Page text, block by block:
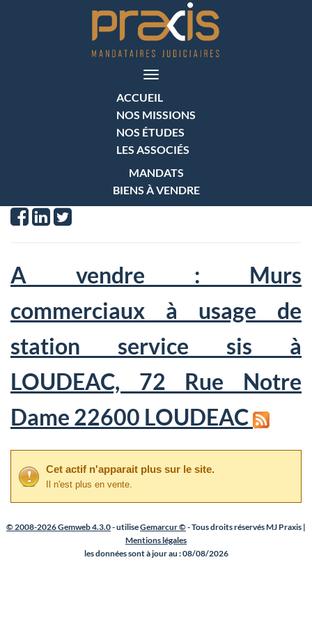
Toggle
navigation
ACCUEIL
NOS MISSIONS
NOS ÉTUDES
LES ASSOCIÉS
MANDATS
BIENS À VENDRE
A vendre : Murs
commerciaux à usage de
station service sis à
LOUDEAC, 72 Rue Notre
Dame 22600 LOUDEAC
Cet actif n'apparait plus sur le site.
Il n'est plus en vente.
© 2008-2026 Gemweb 4.3.0- utiliseGemarcur ©- Tous droits réservés MJ Praxis |
Mentions légales
les données sont à jour au : 08/08/2026